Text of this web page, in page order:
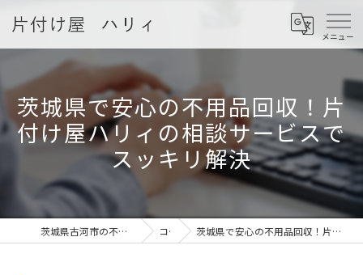
茨城県で安心の不用品回収！片
付け屋ハリィの相談サービスで
スッキリ解決
茨城県古河市の不用品回収なら片付け屋 ハリィ コラム 茨城県で安心の不用品回収！片付け屋ハリィの相談サービスでスッキリ解決